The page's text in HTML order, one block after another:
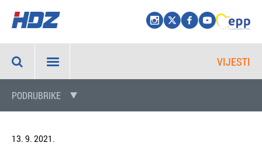
VIJESTI
PODRUBRIKE
13. 9. 2021.